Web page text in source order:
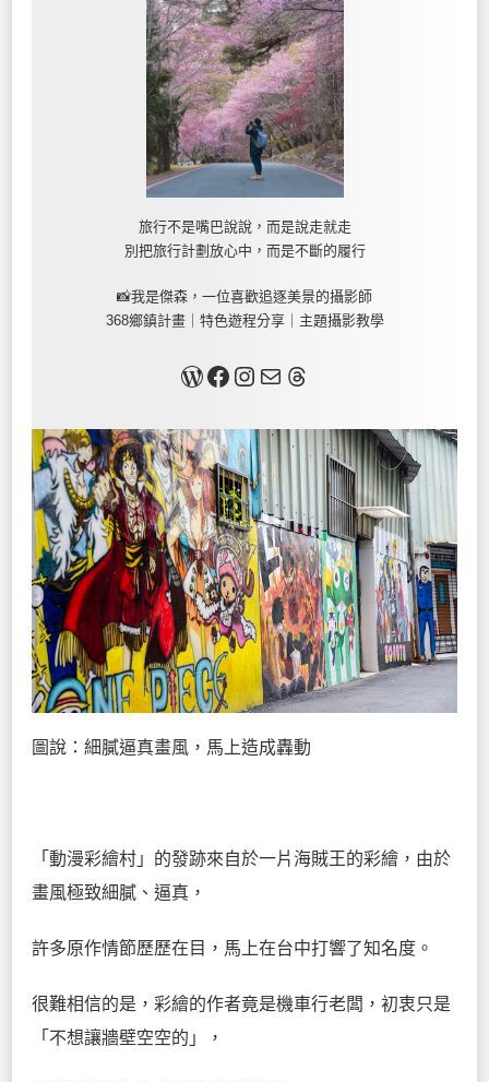
旅行不是嘴巴說說，而是說走就走
別把旅行計劃放心中，而是不斷的履行
📸我是傑森，一位喜歡追逐美景的攝影師
368鄉鎮計畫｜特色遊程分享｜主題攝影教學
關於我Facebook InstagramMail Threads
圖說：細膩逼真畫風，馬上造成轟動
「動漫彩繪村」的發跡來自於一片海賊王的彩繪，由於
畫風極致細膩、逼真，
許多原作情節歷歷在目，馬上在台中打響了知名度。
很難相信的是，彩繪的作者竟是機車行老闆，初衷只是
「不想讓牆壁空空的」，